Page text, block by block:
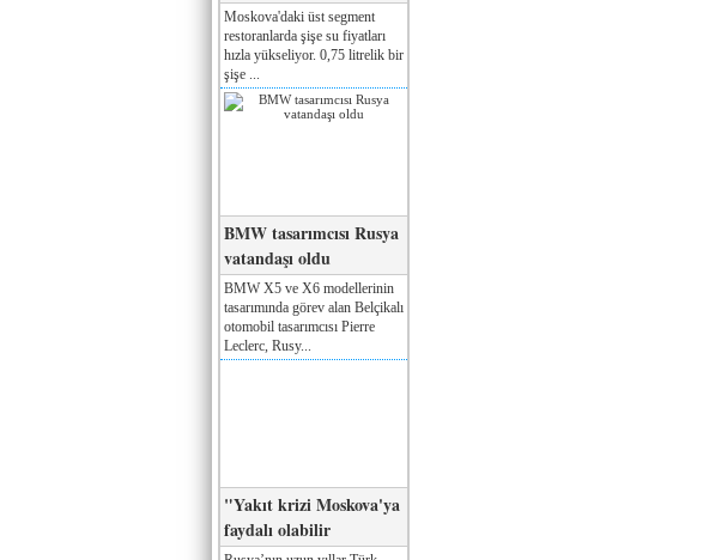
Moskova'daki üst segment
restoranlarda şişe su fiyatları
hızla yükseliyor. 0,75 litrelik bir
şişe ...
BMW tasarımcısı Rusya
vatandaşı oldu
BMW X5 ve X6 modellerinin
tasarımında görev alan Belçikalı
otomobil tasarımcısı Pierre
Leclerc, Rusy...
"Yakıt krizi Moskova'ya
faydalı olabilir